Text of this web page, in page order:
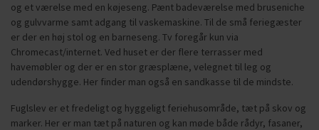
og et værelse med en køjeseng. Pænt badeværelse med bruseniche
og gulvvarme samt adgang til vaskemaskine. Til de små feriegæster
er der en høj stol og en barneseng. Tv foregår kun via
Chromecast/internet. Ved huset er der flere terrasser med
havemøbler og der er en stor græsplæne, velegnet til leg og
udendørshygge. Her finder man også en sandkasse til de mindste.
Fuglslev er et fredeligt og hyggeligt feriehusområde, tæt på skov og
marker. Her er man tæt på naturen og kan møde både rådyr, fasaner,